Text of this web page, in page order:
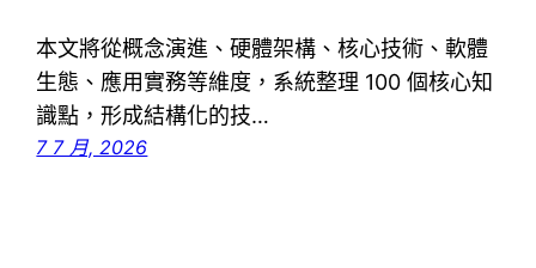
本文將從概念演進、硬體架構、核心技術、軟體
生態、應用實務等維度，系統整理 100 個核心知
識點，形成結構化的技…
7 7 月, 2026